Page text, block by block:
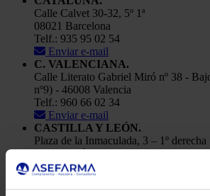
Calle Calvet 30-32, 5º 1ª
08021 Barcelona
Telf.: 935 95 02 54
Enviar e-mail
C. VALENCIANA.
Calle Literato Gabriel Miró nº 38 -
nº9) - 46008 Valencia
Telf.: 960 66 02 34
Enviar e-mail
CASTILLA Y LEÓN.
Plaza de la Inmaculada, 3 – 1º derecha
24001, León
Telf.: 91 448 84 22
Enviar e-mail